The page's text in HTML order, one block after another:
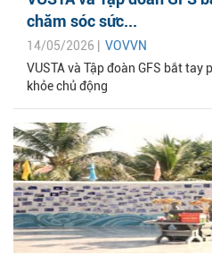
chăm sóc sức...
14/05/2026 | VOVVN
VUSTA và Tập đoàn GFS bắt
khỏe chủ động